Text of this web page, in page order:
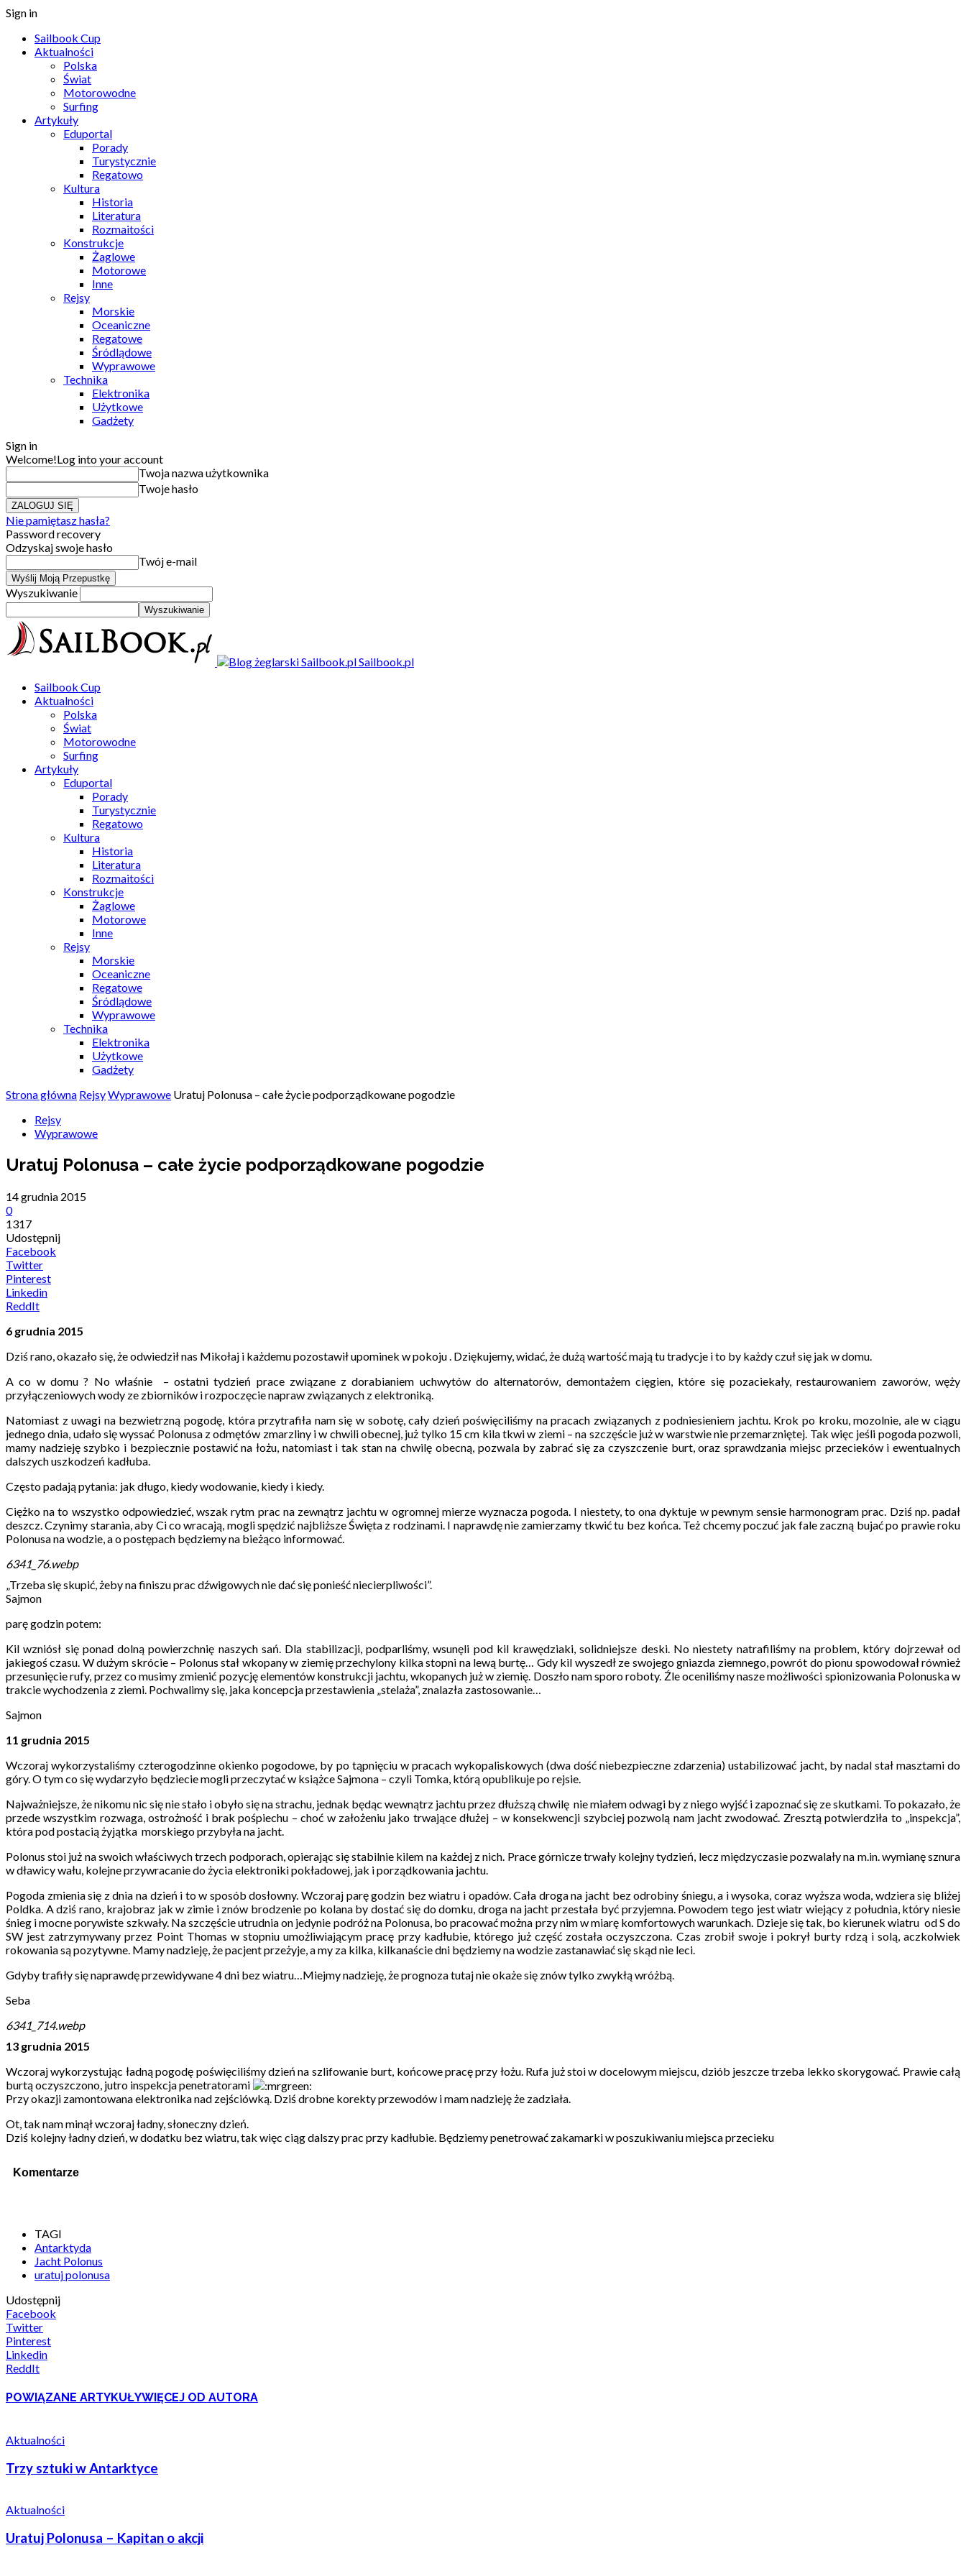
Sign in
Sailbook Cup
Aktualności
Polska
Świat
Motorowodne
Surfing
Artykuły
Eduportal
Porady
Turystycznie
Regatowo
Kultura
Historia
Literatura
Rozmaitości
Konstrukcje
Żaglowe
Motorowe
Inne
Rejsy
Morskie
Oceaniczne
Regatowe
Śródlądowe
Wyprawowe
Technika
Elektronika
Użytkowe
Gadżety
Sign in
Welcome!Log into your account
Twoja nazwa użytkownika
Twoje hasło
Nie pamiętasz hasła?
Password recovery
Odzyskaj swoje hasło
Twój e-mail
Wyszukiwanie
Sailbook.pl
Sailbook Cup
Aktualności
Polska
Świat
Motorowodne
Surfing
Artykuły
Eduportal
Porady
Turystycznie
Regatowo
Kultura
Historia
Literatura
Rozmaitości
Konstrukcje
Żaglowe
Motorowe
Inne
Rejsy
Morskie
Oceaniczne
Regatowe
Śródlądowe
Wyprawowe
Technika
Elektronika
Użytkowe
Gadżety
Strona główna RejsyWyprawowe Uratuj Polonusa – całe życie podporządkowane pogodzie
Rejsy
Wyprawowe
Uratuj Polonusa – całe życie podporządkowane pogodzie
14 grudnia 2015
0
1317
Udostępnij
Facebook
Twitter
Pinterest
Linkedin
ReddIt
6 grudnia 2015
Dziś rano, okazało się, że odwiedził nas Mikołaj i każdemu pozostawił upominek w pokoju . Dziękujemy, widać, że dużą wartość mają tu tradycje i to by każdy czuł się jak w domu.
A co w domu ? No właśnie – ostatni tydzień prace związane z dorabianiem uchwytów do alternatorów, demontażem cięgien, które się pozaciekały, restaurowaniem zaworów, węży
przyłączeniowych wody ze zbiorników i rozpoczęcie napraw związanych z elektroniką.
Natomiast z uwagi na bezwietrzną pogodę, która przytrafiła nam się w sobotę, cały dzień poświęciliśmy na pracach związanych z podniesieniem jachtu. Krok po kroku, mozolnie, ale w ciągu
jednego dnia, udało się wyssać Polonusa z odmętów zmarzliny i w chwili obecnej, już tylko 15 cm kila tkwi w ziemi – na szczęście już w warstwie nie przemarzniętej. Tak więc jeśli pogoda pozwoli,
mamy nadzieję szybko i bezpiecznie postawić na łożu, natomiast i tak stan na chwilę obecną, pozwala by zabrać się za czyszczenie burt, oraz sprawdzania miejsc przecieków i ewentualnych
dalszych uszkodzeń kadłuba.
Często padają pytania: jak długo, kiedy wodowanie, kiedy i kiedy.
Ciężko na to wszystko odpowiedzieć, wszak rytm prac na zewnątrz jachtu w ogromnej mierze wyznacza pogoda. I niestety, to ona dyktuje w pewnym sensie harmonogram prac. Dziś np. padał
deszcz. Czynimy starania, aby Ci co wracają, mogli spędzić najbliższe Święta z rodzinami. I naprawdę nie zamierzamy tkwić tu bez końca. Też chcemy poczuć jak fale zaczną bujać po prawie roku
Polonusa na wodzie, a o postępach będziemy na bieżąco informować.
6341_76.webp
„Trzeba się skupić, żeby na finiszu prac dźwigowych nie dać się ponieść niecierpliwości”.
Sajmon
parę godzin potem:
Kil wzniósł się ponad dolną powierzchnię naszych sań. Dla stabilizacji, podparliśmy, wsunęli pod kil krawędziaki, solidniejsze deski. No niestety natrafiliśmy na problem, który dojrzewał od
jakiegoś czasu. W dużym skrócie – Polonus stał wkopany w ziemię przechylony kilka stopni na lewą burtę… Gdy kil wyszedł ze swojego gniazda ziemnego, powrót do pionu spowodował również
przesunięcie rufy, przez co musimy zmienić pozycję elementów konstrukcji jachtu, wkopanych już w ziemię. Doszło nam sporo roboty. Źle oceniliśmy nasze możliwości spionizowania Polonuska w
trakcie wychodzenia z ziemi. Pochwalimy się, jaka koncepcja przestawienia „stelaża”, znalazła zastosowanie…
Sajmon
11 grudnia 2015
Wczoraj wykorzystaliśmy czterogodzinne okienko pogodowe, by po tąpnięciu w pracach wykopaliskowych (dwa dość niebezpieczne zdarzenia) ustabilizować jacht, by nadal stał masztami do
góry. O tym co się wydarzyło będziecie mogli przeczytać w książce Sajmona – czyli Tomka, którą opublikuje po rejsie.
Najważniejsze, że nikomu nic się nie stało i obyło się na strachu, jednak będąc wewnątrz jachtu przez dłuższą chwilę nie miałem odwagi by z niego wyjść i zapoznać się ze skutkami. To pokazało, że
przede wszystkim rozwaga, ostrożność i brak pośpiechu – choć w założeniu jako trwające dłużej – w konsekwencji szybciej pozwolą nam jacht zwodować. Zresztą potwierdziła to „inspekcja”,
która pod postacią żyjątka morskiego przybyła na jacht.
Polonus stoi już na swoich właściwych trzech podporach, opierając się stabilnie kilem na każdej z nich. Prace górnicze trwały kolejny tydzień, lecz międzyczasie pozwalały na m.in. wymianę sznura
w dławicy wału, kolejne przywracanie do życia elektroniki pokładowej, jak i porządkowania jachtu.
Pogoda zmienia się z dnia na dzień i to w sposób dosłowny. Wczoraj parę godzin bez wiatru i opadów. Cała droga na jacht bez odrobiny śniegu, a i wysoka, coraz wyższa woda, wdziera się bliżej
Poldka. A dziś rano, krajobraz jak w zimie i znów brodzenie po kolana by dostać się do domku, droga na jacht przestała być przyjemna. Powodem tego jest wiatr wiejący z południa, który niesie
śnieg i mocne porywiste szkwały. Na szczęście utrudnia on jedynie podróż na Polonusa, bo pracować można przy nim w miarę komfortowych warunkach. Dzieje się tak, bo kierunek wiatru od S do
SW jest zatrzymywany przez Point Thomas w stopniu umożliwiającym pracę przy kadłubie, którego już część została oczyszczona. Czas zrobił swoje i pokrył burty rdzą i solą, aczkolwiek
rokowania są pozytywne. Mamy nadzieję, że pacjent przeżyje, a my za kilka, kilkanaście dni będziemy na wodzie zastanawiać się skąd nie leci.
Gdyby trafiły się naprawdę przewidywane 4 dni bez wiatru…Miejmy nadzieję, że prognoza tutaj nie okaże się znów tylko zwykłą wróżbą.
Seba
6341_714.webp
13 grudnia 2015
Wczoraj wykorzystując ładną pogodę poświęciliśmy dzień na szlifowanie burt, końcowe pracę przy łożu. Rufa już stoi w docelowym miejscu, dziób jeszcze trzeba lekko skorygować. Prawie całą
burtą oczyszczono, jutro inspekcja penetratorami
Przy okazji zamontowana elektronika nad zejściówką. Dziś drobne korekty przewodów i mam nadzieję że zadziała.
Ot, tak nam minął wczoraj ładny, słoneczny dzień.
Dziś kolejny ładny dzień, w dodatku bez wiatru, tak więc ciąg dalszy prac przy kadłubie. Będziemy penetrować zakamarki w poszukiwaniu miejsca przecieku
Komentarze
TAGI
Antarktyda
Jacht Polonus
uratuj polonusa
Udostępnij
Facebook
Twitter
Pinterest
Linkedin
ReddIt
POWIĄZANE ARTYKUŁYWIĘCEJ OD AUTORA
Aktualności
Trzy sztuki w Antarktyce
Aktualności
Uratuj Polonusa – Kapitan o akcji